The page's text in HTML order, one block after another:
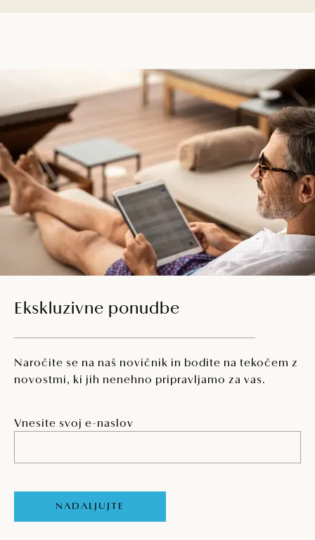
Ekskluzivne ponudbe
Naročite se na naš novičnik in bodite na tekočem z
novostmi, ki jih nenehno pripravljamo za vas.
Vnesite svoj e-naslov
NADALJUJTE